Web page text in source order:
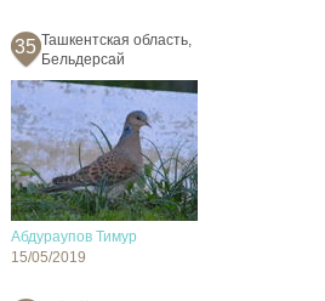
35 Ташкентская область,
Бельдерсай
Абдураупов Тимур
15/05/2019